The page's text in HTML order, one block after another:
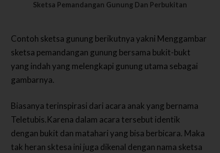
Sketsa Pemandangan Gunung Dan Perbukitan
Contoh sketsa gunung berikutnya yakni Menggambar
sketsa pemandangan gunung bersama bukit-bukt
yang indah yang melengkapi gunung utama sebagai
gambarnya.
Biasanya terinspirasi dari acara anak yang bernama
Teletubis.Karena dalam acara tersebut identik
dengan bukit dan matahari yang bisa berbicara. Maka
tak heran sktesa ini juga dikenal dengan nama sketsa